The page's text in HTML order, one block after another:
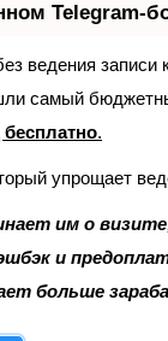
Telegram-
ведения
самый
.
упрощает
им о
и
больше